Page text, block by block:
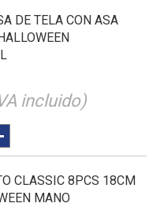
DE TELA CON ASA
incluido)
CLASSIC 8PCS 18CM
MANO